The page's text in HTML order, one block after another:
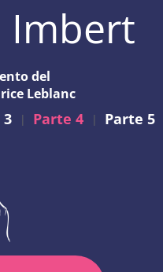
Imbert
del
Leblanc
3 | Parte 4 | Parte 5